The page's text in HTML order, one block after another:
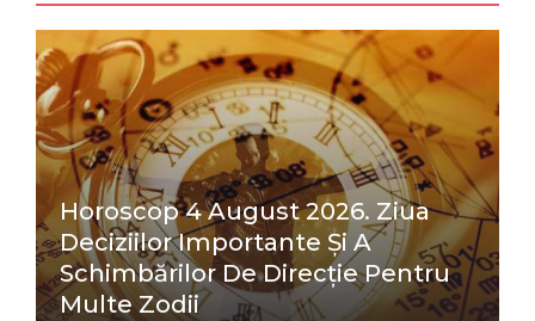
Horoscop 4 August 2026. Ziua
Deciziilor Importante Și A
Schimbărilor De Direcție Pentru
Multe Zodii